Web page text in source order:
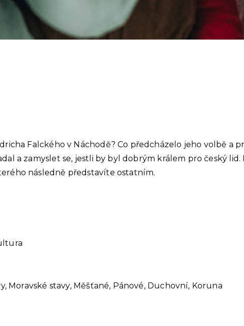
Falckého v Náchodě? Co předcházelo jeho volbě a
a zamyslet se, jestli by byl dobrým králem pro český
následně představíte ostatním.
Moravské stavy, Měšťané, Pánové, Duchovní, Koruna